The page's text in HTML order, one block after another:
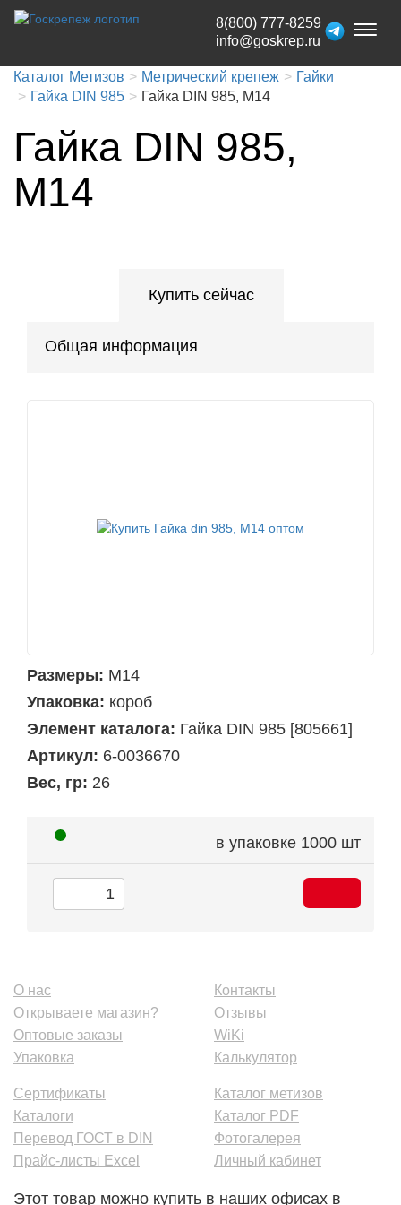
Toggle
8(800) 777-8259
info@goskrep.ru
Каталог Метизов Метрический крепеж
Гайки
Гайка DIN 985
Гайка DIN 985, М14
Гайка DIN 985,
М14
Купить сейчас
Общая информация
Размеры: М14
Упаковка: короб
Элемент каталога: Гайка DIN 985 [805661]
Артикул: 6-0036670
Вес, гр: 26
в упаковке 1000 шт
О нас
Открываете магазин?
Оптовые заказы
Упаковка
Контакты
Отзывы
WiKi
Калькулятор
Сертификаты
Каталоги
Перевод ГОСТ в DIN
Прайс-листы Excel
Каталог метизов
Каталог PDF
Фотогалерея
Личный кабинет
Этот товар можно купить в наших офисах в